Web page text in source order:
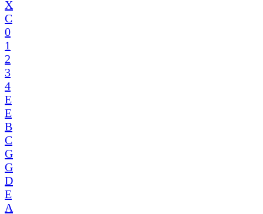
X
C
0
1
2
3
4
E
E
B
C
G
G
D
E
A